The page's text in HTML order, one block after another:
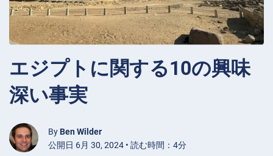
エジプトに関する10の興味
深い事実
By Ben Wilder
公開日 6月 30, 2024 • 読む時間：4分